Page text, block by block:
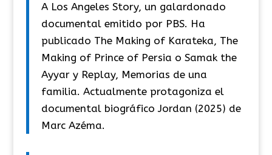
A Los Angeles Story, un galardonado
documental emitido por PBS. Ha
publicado The Making of Karateka, The
Making of Prince of Persia o Samak the
Ayyar y Replay, Memorias de una
familia. Actualmente protagoniza el
documental biográfico Jordan (2025) de
Marc Azéma.